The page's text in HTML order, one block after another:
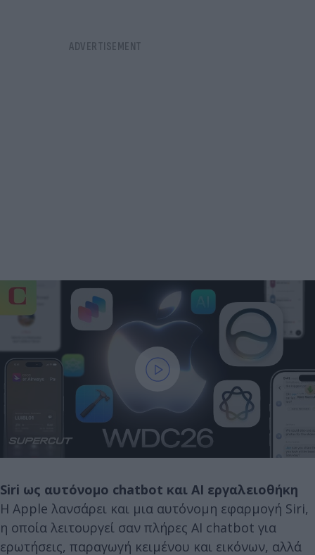
Siri ως αυτόνομο chatbot και AI εργαλειοθήκη
Η Apple λανσάρει και μια αυτόνομη εφαρμογή Siri,
η οποία λειτουργεί σαν πλήρες AI chatbot για
ερωτήσεις, παραγωγή κειμένου και εικόνων, αλλά